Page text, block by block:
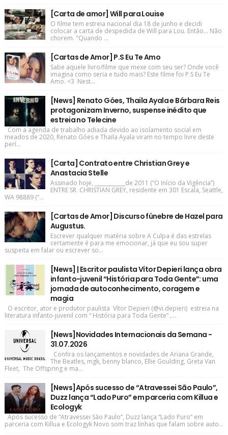
[Carta de amor] Will para Louise
O filme tem estreia nacional dia 18 de junho e decidi
colocar a carta de despedida de Will para Lou. Então... Não
chorem. "Quando ...
[Cartas de Amor] P.S Eu Te Amo
Sabe aquele livro/filme que mexe com seu ser? Onde você
imagina como seria e tudo mais? Este filme foi P.S Eu Te
Amo. <3 Nest...
[News] Renato Góes, Thaila Ayala e Bárbara Reis
protagonizam Inverno, suspense inédito que
estreia no Telecine
Com a agenda de trabalho adiada devido ao isolamento social em
meados de 2020, Renato Góes e Thaila Ayala viram no tempo livre deste
perí...
[Carta] Contrato entre Christian Grey e
Anastacia Stelle
Assinado hoje, ____________de 2011 (“O Início da Vigência”)
ENTRE SR. CHRISTIAN GREY, residente em 301 Escala, Seattle,
WA 98889 (“...
[Cartas de Amor] Discurso fúnebre de Hazel para
Augustus.
Escrever qualquer matéria sobre A Culpa é das estrelas
certamente é para me emocionar, já que eu sou super
suspeita em falar ou escrever so...
[News] | Escritor paulista Vítor Depieri lança obra
infanto-juvenil “História para Toda Gente”: uma
jornada de autoconhecimento, coragem e
magia
O escritor, ator e produtor paulista Vítor Depieri (@vi.depieri) estreia na
literatura infanto-juvenil com “ História para Toda Gente” ,...
[News]Novidades Internacionais da Semana -
31.07.2026
Confira os lançamentos e novidades de Ariana Grande,
The Beatles, mgk, benny blanco, Ellie Goulding, Greta Van
Fleet, The Offspring e ma...
[News]Após sucesso de “Atravessei São Paulo”,
Duzz lança “Lado Puro” em parceria com Killua e
Ecologyk
Após sucesso de “Atravessei São Paulo”, Duzz lança “Lado Puro” em
parceria com Killua e Ecologyk Novo som traz linhas que falam sobre auto...